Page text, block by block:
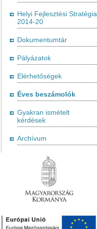
Helyi Fejlesztési Stratégia
2014-20
Dokumentumtár
Pályázatok
Elérhetőségek
Éves beszámolók
Gyakran ismételt
kérdések
Archívum